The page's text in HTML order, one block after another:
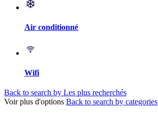
Air conditionné
Wifi
Back to search by Les plus recherchés
Voir plus d'options Back to search by categories